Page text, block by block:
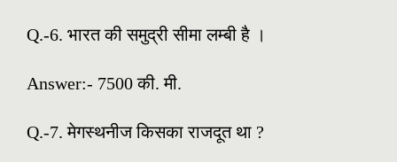
Q.-6. भारत की समुद्री सीमा लम्बी है ।
Answer:- 7500 की. मी.
Q.-7. मेगस्थनीज किसका राजदूत था ?